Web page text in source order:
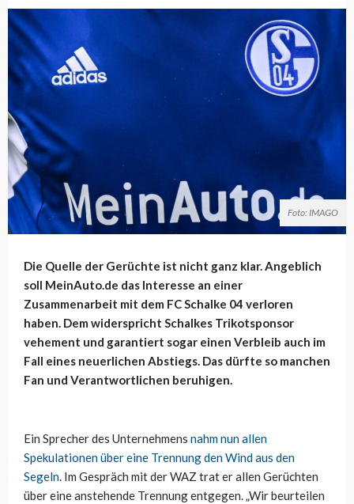
Foto: IMAGO
Die Quelle der Gerüchte ist nicht ganz klar. Angeblich
soll MeinAuto.de das Interesse an einer
Zusammenarbeit mit dem FC Schalke 04 verloren
haben. Dem widerspricht Schalkes Trikotsponsor
vehement und garantiert sogar einen Verbleib auch im
Fall eines neuerlichen Abstiegs. Das dürfte so manchen
Fan und Verantwortlichen beruhigen.
Ein Sprecher des Unternehmens nahm nun allen
Spekulationen über eine Trennung den Wind aus den
Segeln. Im Gespräch mit der WAZ trat er allen Gerüchten
über eine anstehende Trennung entgegen. „Wir beurteilen